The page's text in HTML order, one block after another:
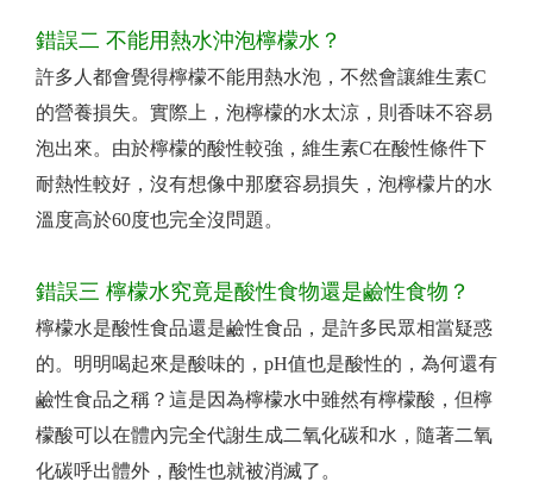
錯誤二 不能用熱水沖泡檸檬水？
許多人都會覺得檸檬不能用熱水泡，不然會讓維生素C
的營養損失。實際上，泡檸檬的水太涼，則香味不容易
泡出來。由於檸檬的酸性較強，維生素C在酸性條件下
耐熱性較好，沒有想像中那麼容易損失，泡檸檬片的水
溫度高於60度也完全沒問題。
錯誤三 檸檬水究竟是酸性食物還是鹼性食物？
檸檬水是酸性食品還是鹼性食品，是許多民眾相當疑惑
的。明明喝起來是酸味的，pH值也是酸性的，為何還有
鹼性食品之稱？這是因為檸檬水中雖然有檸檬酸，但檸
檬酸可以在體內完全代謝生成二氧化碳和水，隨著二氧
化碳呼出體外，酸性也就被消滅了。